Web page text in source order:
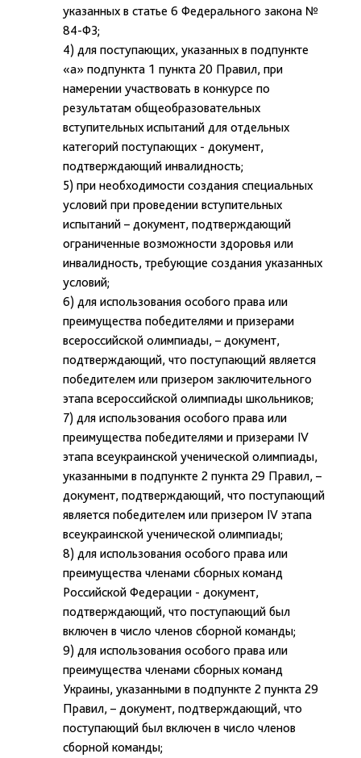
указанных в статье 6 Федерального закона №
84-ФЗ;
4) для поступающих, указанных в подпункте
«а» подпункта 1 пункта 20 Правил, при
намерении участвовать в конкурсе по
результатам общеобразовательных
вступительных испытаний для отдельных
категорий поступающих - документ,
подтверждающий инвалидность;
5) при необходимости создания специальных
условий при проведении вступительных
испытаний – документ, подтверждающий
ограниченные возможности здоровья или
инвалидность, требующие создания указанных
условий;
6) для использования особого права или
преимущества победителями и призерами
всероссийской олимпиады, – документ,
подтверждающий, что поступающий является
победителем или призером заключительного
этапа всероссийской олимпиады школьников;
7) для использования особого права или
преимущества победителями и призерами IV
этапа всеукраинской ученической олимпиады,
указанными в подпункте 2 пункта 29 Правил, –
документ, подтверждающий, что поступающий
является победителем или призером IV этапа
всеукраинской ученической олимпиады;
8) для использования особого права или
преимущества членами сборных команд
Российской Федерации - документ,
подтверждающий, что поступающий был
включен в число членов сборной команды;
9) для использования особого права или
преимущества членами сборных команд
Украины, указанными в подпункте 2 пункта 29
Правил, – документ, подтверждающий, что
поступающий был включен в число членов
сборной команды;